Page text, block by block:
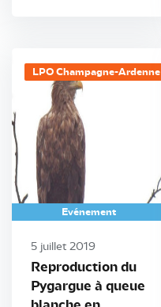
LPO Champagne-Ardenne
Evénement
5 juillet 2019
Reproduction du
Pygargue à queue